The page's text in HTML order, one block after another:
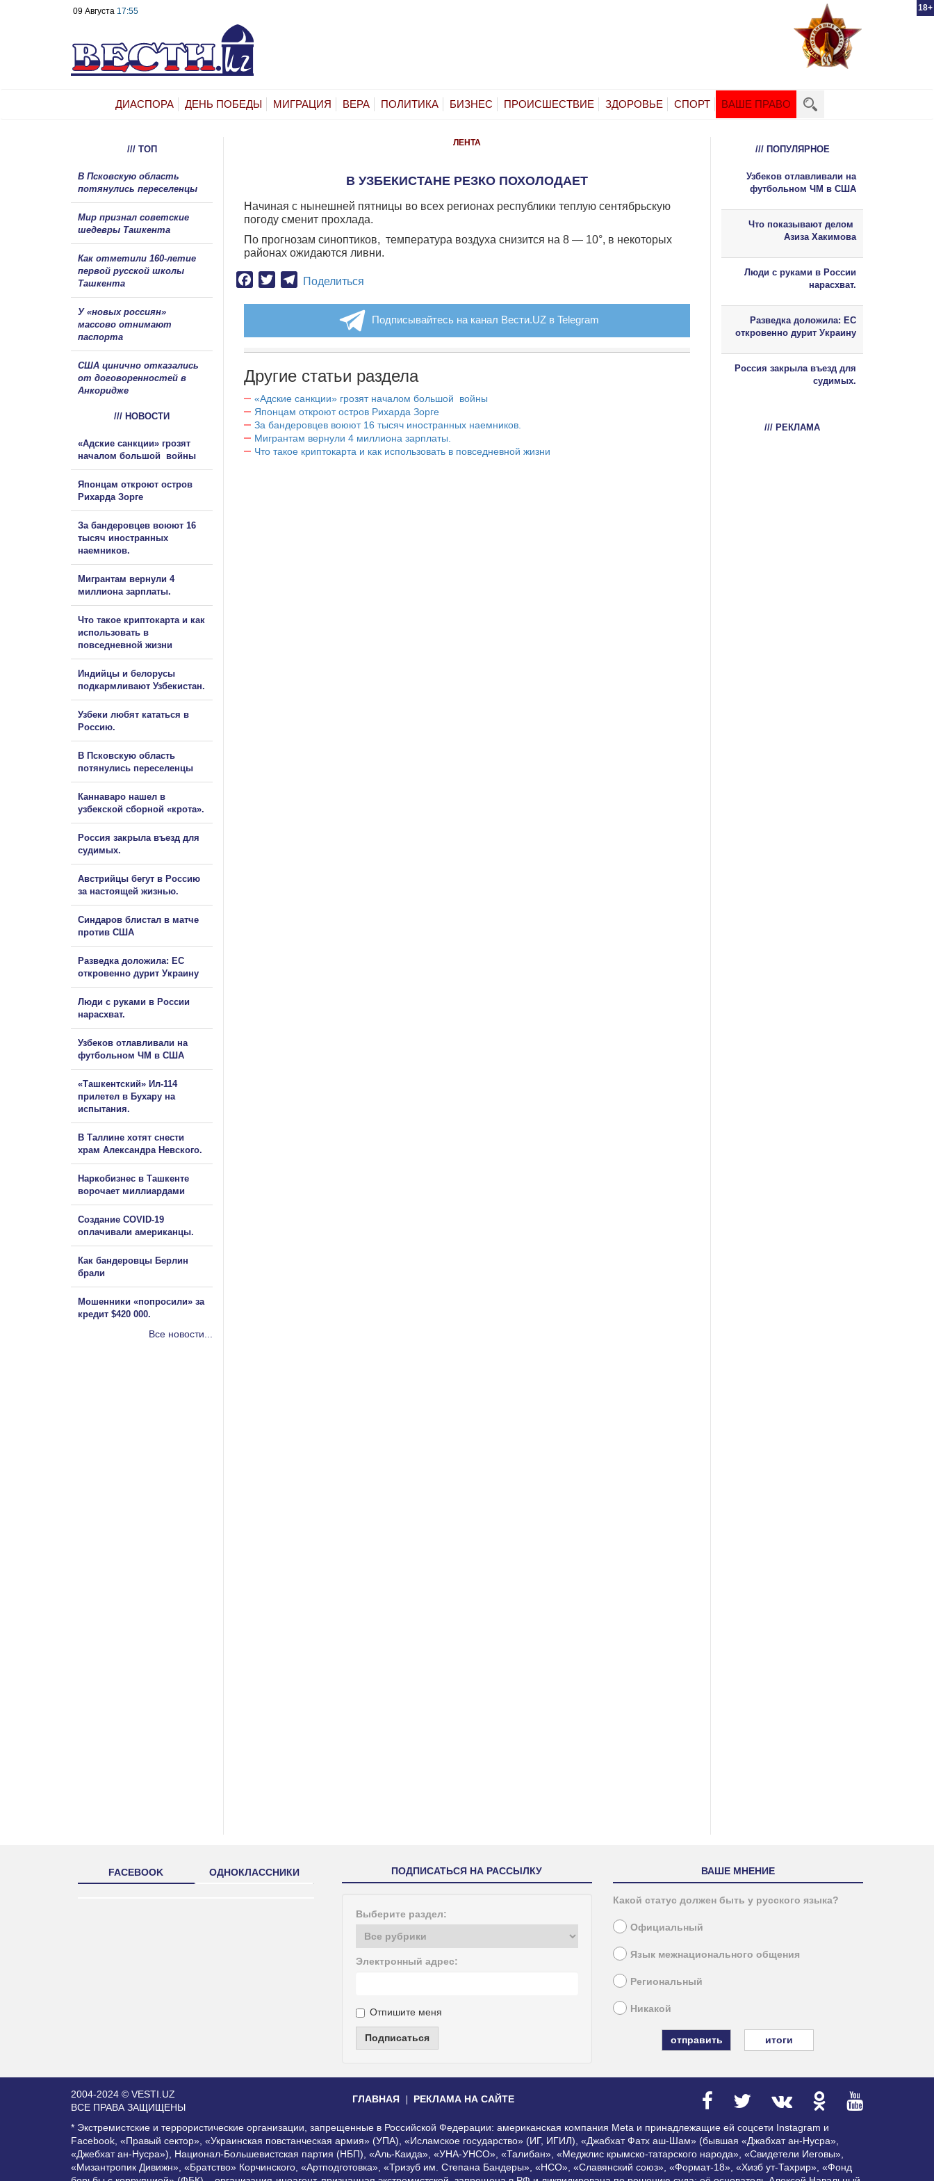
18+
09 Августа 17:55
ДИАСПОРА ДЕНЬ ПОБЕДЫ МИГРАЦИЯ ВЕРА ПОЛИТИКА БИЗНЕС ПРОИСШЕСТВИЕ ЗДОРОВЬЕ СПОРТ ВАШЕ ПРАВО
ЛЕНТА
В УЗБЕКИСТАНЕ РЕЗКО ПОХОЛОДАЕТ
Начиная с нынешней пятницы во всех регионах республики теплую сентябрьскую
погоду сменит прохлада.
По прогнозам синоптиков, температура воздуха снизится на 8 — 10°, в некоторых
районах ожидаются ливни.
Facebook
TwitterTelegram
Поделиться
Подписывайтесь на канал Вести.UZ в Telegram
Другие статьи раздела
«Адские санкции» грозят началом большой войны
Японцам откроют остров Рихарда Зорге
За бандеровцев воюют 16 тысяч иностранных наемников.
Мигрантам вернули 4 миллиона зарплаты.
Что такое криптокарта и как использовать в повседневной жизни
/// ТОП
В Псковскую область
потянулись переселенцы
Мир признал советские
шедевры Ташкента
Как отметили 160-летие
первой русской школы
Ташкента
У «новых россиян»
массово отнимают
паспорта
США цинично отказались
от договоренностей в
Анкоридже
/// НОВОСТИ
«Адские санкции» грозят
началом большой войны
Японцам откроют остров
Рихарда Зорге
За бандеровцев воюют 16
тысяч иностранных
наемников.
Мигрантам вернули 4
миллиона зарплаты.
Что такое криптокарта и как
использовать в
повседневной жизни
Индийцы и белорусы
подкармливают Узбекистан.
Узбеки любят кататься в
Россию.
В Псковскую область
потянулись переселенцы
Каннаваро нашел в
узбекской сборной «крота».
Россия закрыла въезд для
судимых.
Австрийцы бегут в Россию
за настоящей жизнью.
Синдаров блистал в матче
против США
Разведка доложила: ЕС
откровенно дурит Украину
Люди с руками в России
нарасхват.
Узбеков отлавливали на
футбольном ЧМ в США
«Ташкентский» Ил-114
прилетел в Бухару на
испытания.
В Таллине хотят снести
храм Александра Невского.
Наркобизнес в Ташкенте
ворочает миллиардами
Создание COVID-19
оплачивали американцы.
Как бандеровцы Берлин
брали
Мошенники «попросили» за
кредит $420 000.
Все новости...
/// ПОПУЛЯРНОЕ
Узбеков отлавливали на
футбольном ЧМ в США
Что показывают делом
Азиза Хакимова
Люди с руками в России
нарасхват.
Разведка доложила: ЕС
откровенно дурит Украину
Россия закрыла въезд для
судимых.
/// РЕКЛАМА
FACEBOOK ОДНОКЛАССНИКИ ПОДПИСАТЬСЯ НА РАССЫЛКУ
Выберите раздел:
Электронный адрес:
Отпишите меня
Подписаться
ВАШЕ МНЕНИЕ
Какой статус должен быть у русского языка?
Официальный
Язык межнационального общения
Региональный
Никакой
итоги
2004-2024 © VESTI.UZ
ВСЕ ПРАВА ЗАЩИЩЕНЫ
ГЛАВНАЯ РЕКЛАМА НА САЙТЕ
* Экстремистские и террористические организации, запрещенные в Российской Федерации: американская компания Meta и принадлежащие ей соцсети Instagram и
Facebook, «Правый сектор», «Украинская повстанческая армия» (УПА), «Исламское государство» (ИГ, ИГИЛ), «Джабхат Фатх аш-Шам» (бывшая «Джабхат ан-Нусра»,
«Джебхат ан-Нусра»), Национал-Большевистская партия (НБП), «Аль-Каида», «УНА-УНСО», «Талибан», «Меджлис крымско-татарского народа», «Свидетели Иеговы»,
«Мизантропик Дивижн», «Братство» Корчинского, «Артподготовка», «Тризуб им. Степана Бандеры», «НСО», «Славянский союз», «Формат-18», «Хизб ут-Тахрир», «Фонд